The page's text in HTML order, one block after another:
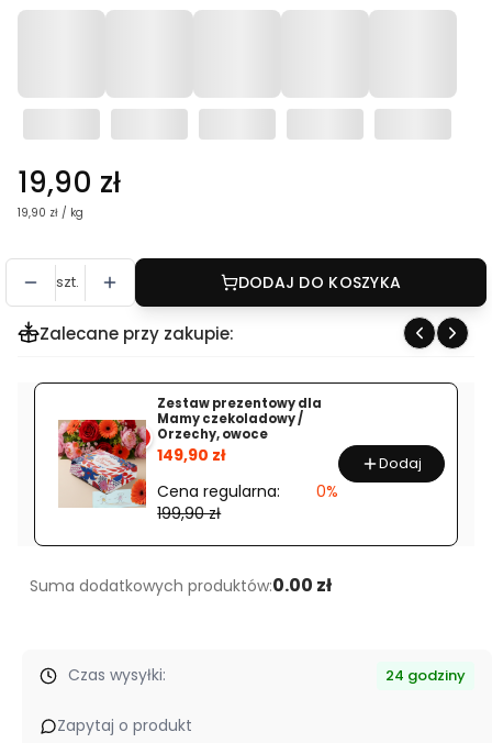
Cena
19,90 zł
19,90 zł / kg
szt. DODAJ DO KOSZYKA
Zalecane przy zakupie:
%
Zestaw prezentowy dla
Mamy czekoladowy /
Orzechy, owoce
149,90 zł
Cena regularna:
199,90 zł
0%
Dodaj
Suma dodatkowych produktów:0.00 zł
Czas wysyłki: 24 godziny
Zapytaj o produkt